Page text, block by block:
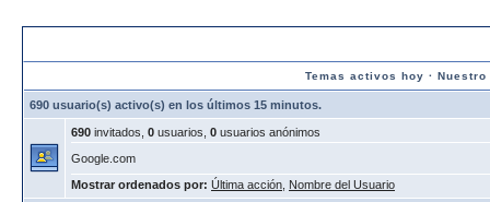
Temas activos hoy · Nuestro
690 usuario(s) activo(s) en los últimos 15 minutos.
690 invitados, 0 usuarios, 0 usuarios anónimos
Google.com
Mostrar ordenados por: Última acción Nombre del Usuario